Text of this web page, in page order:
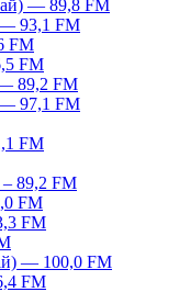
— 89,8 FM
— 93,1 FM
FM
FM
89,2 FM
— 97,1 FM
FM
– 89,2 FM
FM
FM
— 100,0 FM
FM